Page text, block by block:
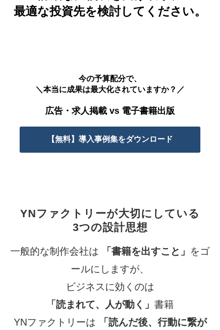
最適な投資先を検討してください。
今の予算配分で、
＼本当に成果は最大化されていますか？／
広告・求人掲載 vs 電子書籍出版
【無料】導入事例集をダウンロード
YNファクトリーが大切にしている
3つの設計思想
一般的な制作会社は 「書籍を出すこと」 をゴ
ールにしますが、
ビジネスに効くのは
「読まれて、人が動く」 書籍
YNファクトリーは
「読んだ後、行動に繋が